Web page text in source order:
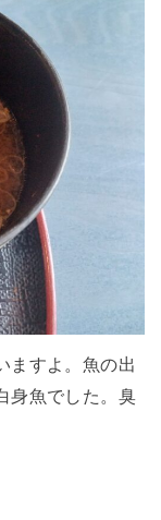
ますよ。魚の出
身魚でした。臭